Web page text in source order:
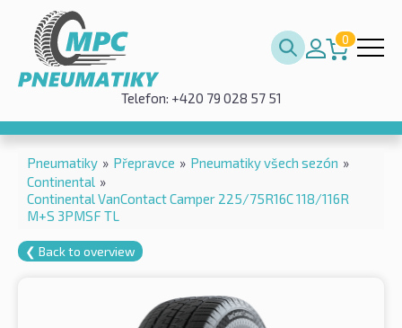
0
Telefon: +420 79 028 57 51
Pneumatiky » Přepravce » Pneumatiky všech sezón »
Continental »
Continental VanContact Camper 225/75R16C 118/116R
M+S 3PMSF TL
❮ Back to overview